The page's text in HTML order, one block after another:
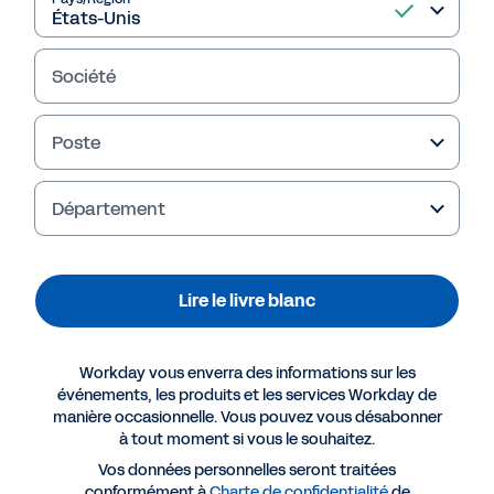
Apprenez-en plus dans ce livre blanc.
Lire le livre blanc
Plus de ressources
LIVRE BLANC
Société
Poste
Département
Lire le livre blanc
Workday vous enverra des informations sur les
événements, les produits et les services Workday de
manière occasionnelle. Vous pouvez vous désabonner
à tout moment si vous le souhaitez.
Vos données personnelles seront traitées